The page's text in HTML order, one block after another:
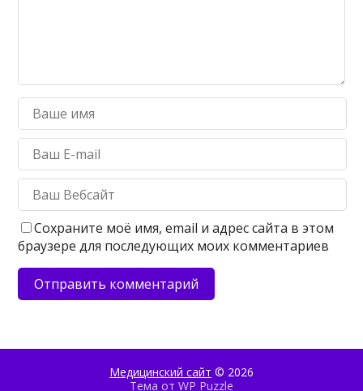
Сохраните моё имя, email и адрес сайта в этом
браузере для последующих моих комментариев
Медицинский сайт © 2026
Тема от WP Puzzle